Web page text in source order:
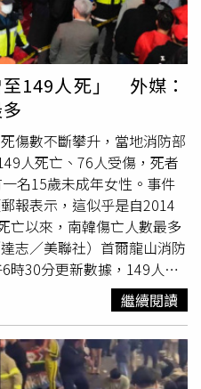
應對。他也呼籲，接下來所
考量到人流管制，以最安全
日到事故現場問題完全排除
長 吳世勳辦公室也在30日證
短為期11天的歐洲出訪行
聖節踩踏事故，並透過電話
，全力解決後續問題。首爾
午6時30分在梨泰院事故現
149人遇難，76人受傷。其
者多為10至20幾歲的女
多數嚴重受傷的患者在進行
，因此死亡人數可能還會持
特上流出的影片可以看到現
攝自推特）一條通往酒吧的
。（圖／翻攝自推特）
149人死」 外媒：
傷數不斷攀升，當地消防部
人死亡、76人受傷，死者
名15歲未成年女性。事件
報表示，這似乎是自2014
亡以來，南韓傷亡人數最多
志／美聯社）首爾龍山消防
時30分更新數據，149人死
57人輕傷，死者多為20多
為15歲未成年少女，還有2
多數重傷者都是在心肺復甦
人數可能會增加。救護人員
志／美聯社）南韓總統尹錫
繼續閱讀